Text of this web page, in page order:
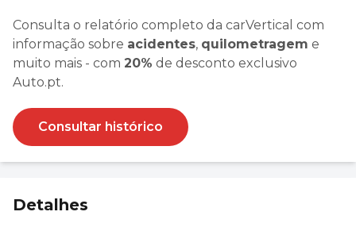
Consulta o relatório completo da carVertical com
informação sobre acidentes, quilometragem e
muito mais - com 20% de desconto exclusivo
Auto.pt.
Consultar histórico
Detalhes